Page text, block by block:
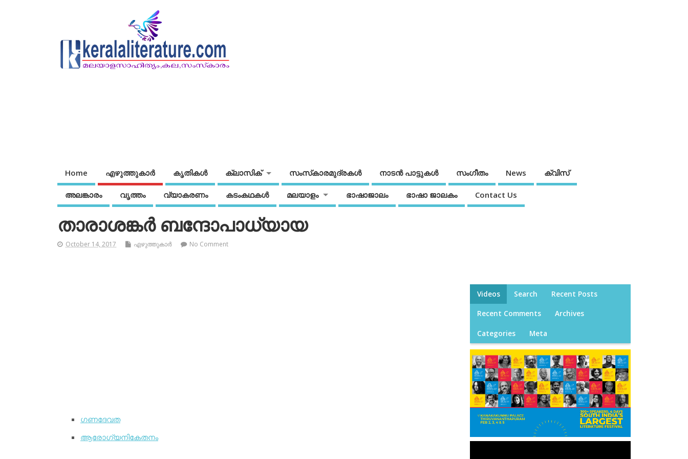
Home എഴുത്തുകാര്‍ കൃതികൾ ക്ലാസിക് സംസ്‌കാരമുദ്രകള്‍ നാടന്‍ പാട്ടുകള്‍ സംഗീതം News ക്വിസ്
അലങ്കാരം വൃത്തം വ്യാകരണം കടംകഥകള്‍ മലയാളം ഭാഷാജാലം ഭാഷാ ജാലകം Contact Us
താരാശങ്കര്‍ ബന്ദോപാധ്യായ
October 14, 2017 എഴുത്തുകാര്‍ No Comment
ഗണദേവത
ആരോഗ്യനികേതനം
Videos Search Recent Posts
Recent Comments Archives
Categories Meta